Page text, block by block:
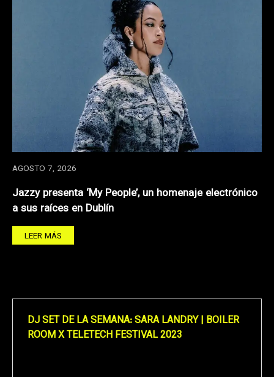
AGOSTO 7, 2026
Jazzy presenta ‘My People’, un homenaje electrónico
a sus raíces en Dublín
LEER MÁS
DJ SET DE LA SEMANA: SARA LANDRY | BOILER
ROOM X TELETECH FESTIVAL 2023